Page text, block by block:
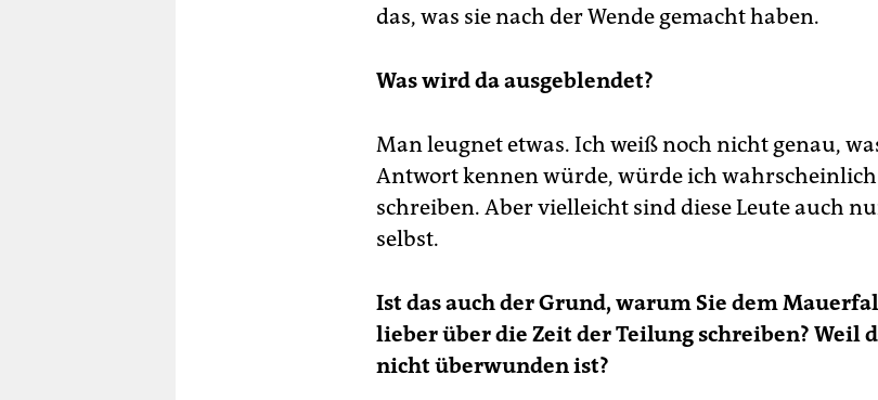
das, was sie nach der Wende gemacht haben.
Was wird da ausgeblendet?
Man leugnet etwas. Ich weiß noch nicht genau,
Antwort kennen würde, würde ich
schreiben. Aber vielleicht sind diese Leute auch
selbst.
Ist das auch der Grund, warum Sie dem
lieber über die Zeit der Teilung schreiben? Weil
nicht überwunden ist?